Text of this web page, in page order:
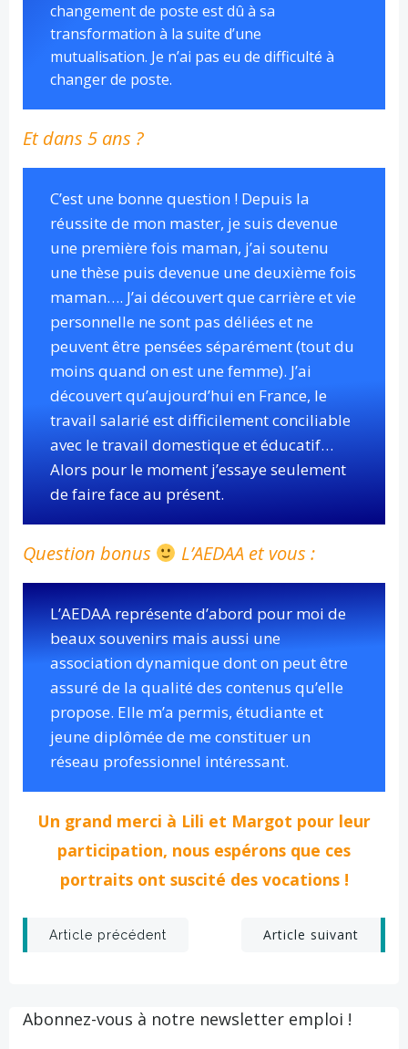
changement de poste est dû à sa
transformation à la suite d’une
mutualisation. Je n’ai pas eu de difficulté à
changer de poste.
Et dans 5 ans ?
C’est une bonne question ! Depuis la
réussite de mon master, je suis devenue
une première fois maman, j’ai soutenu
une thèse puis devenue une deuxième fois
maman…. J’ai découvert que carrière et vie
personnelle ne sont pas déliées et ne
peuvent être pensées séparément (tout du
moins quand on est une femme). J’ai
découvert qu’aujourd’hui en France, le
travail salarié est difficilement conciliable
avec le travail domestique et éducatif…
Alors pour le moment j’essaye seulement
de faire face au présent.
Question bonus L’AEDAA et vous :
L’AEDAA représente d’abord pour moi de
beaux souvenirs mais aussi une
association dynamique dont on peut être
assuré de la qualité des contenus qu’elle
propose. Elle m’a permis, étudiante et
jeune diplômée de me constituer un
réseau professionnel intéressant.
Un grand merci à Lili et Margot pour leur
participation, nous espérons que ces
portraits ont suscité des vocations !
Post
Article précédent
PostArticle suivant
Abonnez-vous à notre newsletter emploi !